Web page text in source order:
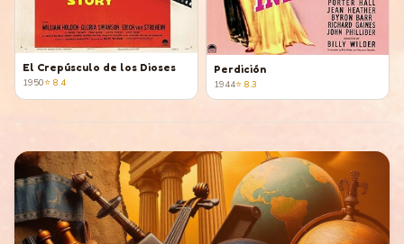
El Crepúsculo de los Dioses
1950⭐ 8.4
Perdición
1944⭐ 8.3